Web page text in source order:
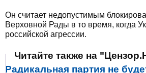
Он считает недопустимым
Верховной Рады в то время, когда
российской агрессии.
Читайте также на
Радикальная партия не